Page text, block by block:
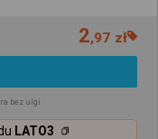
2,97 zł
bez ulgi
LATO3